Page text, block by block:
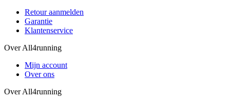
Retour aanmelden
Garantie
Klantenservice
Over All4running
Mijn account
Over ons
Over All4running